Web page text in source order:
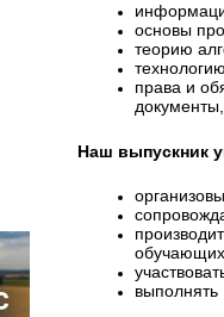
основы
теорию
права и
Наш выпускник